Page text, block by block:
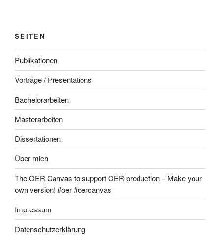
SEITEN
Publikationen
Vorträge / Presentations
Bachelorarbeiten
Masterarbeiten
Dissertationen
Über mich
The OER Canvas to support OER production – Make your
own version! #oer #oercanvas
Impressum
Datenschutzerklärung